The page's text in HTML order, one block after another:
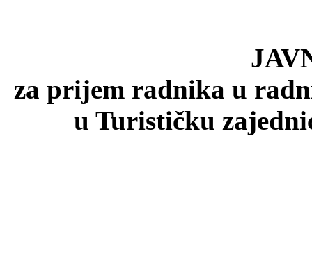
za prijem radnika u
u Turističku